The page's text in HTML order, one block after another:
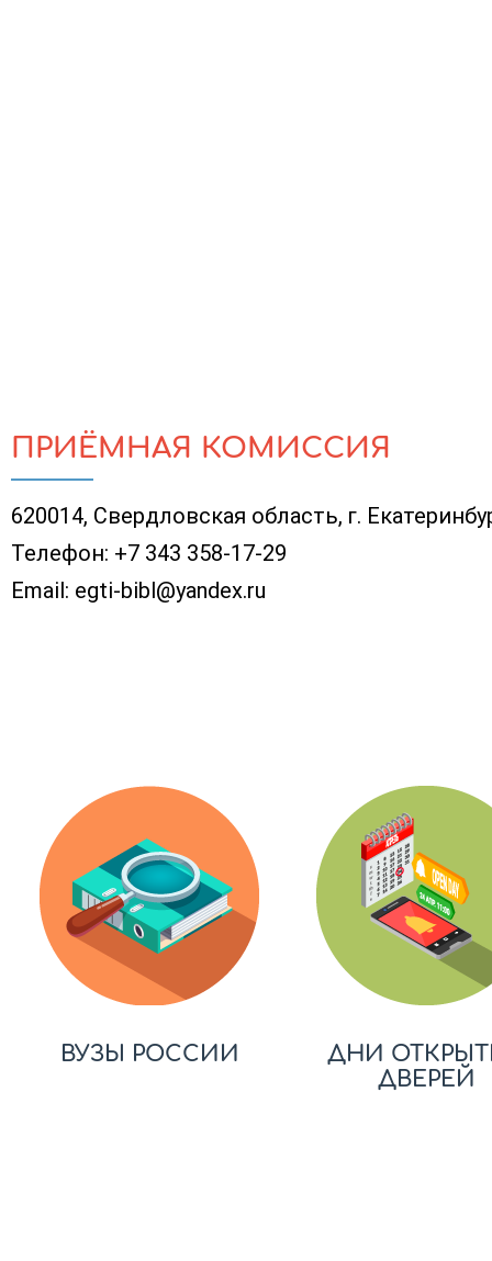
ПРИЁМНАЯ КОМИССИЯ
620014, Свердловская область, г.
Телефон: +7 343 358-17-29
Email: egti-bibl@yandex.ru
ВУЗЫ РОССИИ
ДНИ
ДВЕРЕЙ